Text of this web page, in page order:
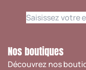
Nos boutiques
Découvrez nos